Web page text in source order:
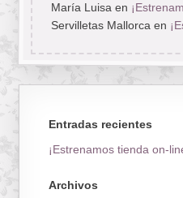
María Luisaen
Servilletas Mallorcaen
Entradas recientes
¡Estrenamos tienda on-
Archivos